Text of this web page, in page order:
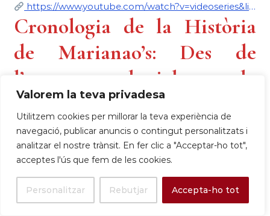
Valorem la teva privadesa
Utilitzem cookies per millorar la teva experiència de
navegació, publicar anuncis o contingut personalitzats i
analitzar el nostre trànsit. En fer clic a "Acceptar-ho tot",
acceptes l'ús que fem de les cookies.
Personalitzar Rebutjar Accepta-ho tot
https://www.youtube.com/watch?v=videoseries&list=PLlS2YupcLPwj__VVzv9IBMfCx3iwxmqJY
Cronologia de la Història
de Marianao’s: Des de
l’estatus colonial a la
sobirania ciutadana
La següent cronologia estableix, per primera
vegada de manera unificada, les fites clau de la
història de la Urbanització Marianao, traçant la seva
evolució des de l’estatus colonial a la sobirania